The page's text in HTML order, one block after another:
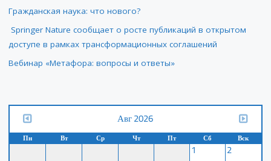
Гражданская наука: что нового?
Springer Nature сообщает о росте публикаций в открытом
доступе в рамках трансформационных соглашений
Вебинар «Метафора: вопросы и ответы»
Авг 2026
Пн Вт Ср Чт Пт Сб Вск
1 2